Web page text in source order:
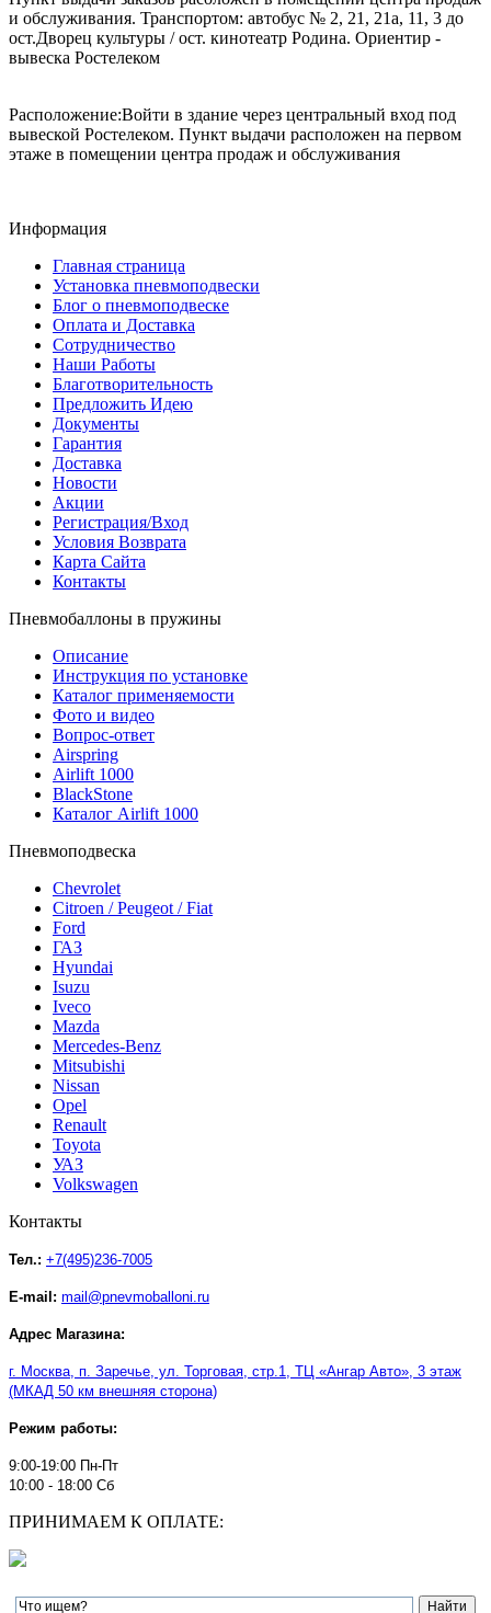
и обслуживания. Транспортом: автобус № 2, 21, 21а, 11, 3 до
ост.Дворец культуры / ост. кинотеатр Родина. Ориентир -
вывеска Ростелеком
Расположение:Войти в здание через центральный вход под
вывеской Ростелеком. Пункт выдачи расположен на первом
этаже в помещении центра продаж и обслуживания
Информация
Главная страница
Установка пневмоподвески
Блог о пневмоподвеске
Оплата и Доставка
Сотрудничество
Наши Работы
Благотворительность
Предложить Идею
Документы
Гарантия
Доставка
Новости
Акции
Регистрация/Вход
Условия Возврата
Карта Сайта
Контакты
Пневмобаллоны в пружины
Описание
Инструкция по установке
Каталог применяемости
Фото и видео
Вопрос-ответ
Airspring
Airlift 1000
BlackStone
Каталог Airlift 1000
Пневмоподвеска
Chevrolet
Citroen / Peugeot / Fiat
Ford
ГАЗ
Hyundai
Isuzu
Iveco
Mazda
Mercedes-Benz
Mitsubishi
Nissan
Opel
Renault
Toyota
УАЗ
Volkswagen
Контакты
Тел.: +7(495)236-7005
E-mail: mail@pnevmoballoni.ru
Адрес Магазина:
г. Москва, п. Заречье, ул. Торговая, стр.1, ТЦ «Ангар Авто», 3 этаж
(МКАД 50 км внешняя сторона)
Режим работы:
9:00-19:00 Пн-Пт
10:00 - 18:00 Сб
ПРИНИМАЕМ К ОПЛАТЕ: